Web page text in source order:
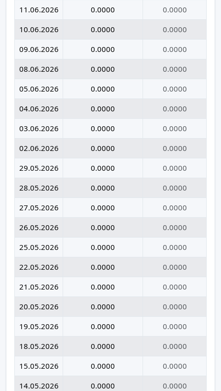
11.06.2026
0.0000
0.0000
10.06.2026
0.0000
0.0000
09.06.2026
0.0000
0.0000
08.06.2026
0.0000
0.0000
05.06.2026
0.0000
0.0000
04.06.2026
0.0000
0.0000
03.06.2026
0.0000
0.0000
02.06.2026
0.0000
0.0000
29.05.2026
0.0000
0.0000
28.05.2026
0.0000
0.0000
27.05.2026
0.0000
0.0000
26.05.2026
0.0000
0.0000
25.05.2026
0.0000
0.0000
22.05.2026
0.0000
0.0000
21.05.2026
0.0000
0.0000
20.05.2026
0.0000
0.0000
19.05.2026
0.0000
0.0000
18.05.2026
0.0000
0.0000
15.05.2026
0.0000
0.0000
14.05.2026
0.0000
0.0000